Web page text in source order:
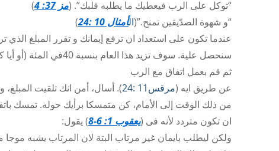
“توكل على الرب فيعطيك ما يطلبه قلبك”. (مز 37: 4
)
“و شهوة الصدّيقين تمنح.”(الأمثال 10 :24
)
عندما تكون على استعداد ان ترفع إيمانك و تقرر المبلغ
سنحصل علية. سوف تزيد هذا العام بنسبة 40في المئة (أو أيا كان).
ثم قم بعمل اتفاق مع الرب
عن طريق ايه (مرقس11 :24
). أسال، أمن انك تلقيت المبلغ،
من ذلك الوقت إلى الأمام، كن متمسكا برأيك حوله. تمسك
ان تكون متردد لأنه فى (يعقوب 1: 6-8
) يقول:
ولكن ليطلب بايمان غير مرتاب البتة لان المرتاب يشبه موجا